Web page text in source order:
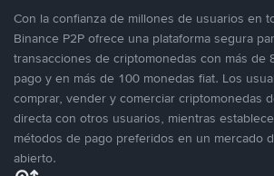
Con la confianza de millones de usuarios en
Binance P2P ofrece una plataforma segura
transacciones de criptomonedas con más de
pago y en más de 100 monedas fiat. Los
comprar, vender y comerciar criptomonedas
directa con otros usuarios, mientras
métodos de pago preferidos en un mercado
abierto.